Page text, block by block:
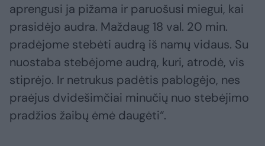
aprengusi ja pižama ir paruošusi miegui, kai
prasidėjo audra. Maždaug 18 val. 20 min.
pradėjome stebėti audrą iš namų vidaus. Su
nuostaba stebėjome audrą, kuri, atrodė, vis
stiprėjo. Ir netrukus padėtis pablogėjo, nes
praėjus dvidešimčiai minučių nuo stebėjimo
pradžios žaibų ėmė daugėti“.